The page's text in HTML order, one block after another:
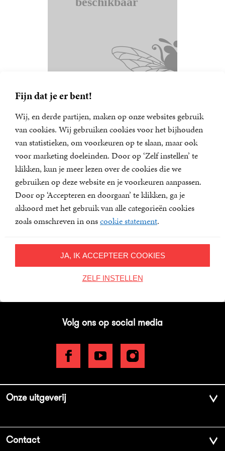
Fijn dat je er bent!
Wij, en derde partijen, maken op onze websites gebruik
van cookies. Wij gebruiken cookies voor het bijhouden
van statistieken, om voorkeuren op te slaan, maar ook
voor marketing doeleinden. Door op ‘Zelf instellen’ te
klikken, kun je meer lezen over de cookies die we
gebruiken op deze website en je voorkeuren aanpassen.
Door op ‘Accepteren en doorgaan’ te klikken, ga je
akkoord met het gebruik van alle categorieën cookies
zoals omschreven in onscookie statement.
JA, IK ACCEPTEER COOKIES
ZELF INSTELLEN
Nieuwsbrief
Meld u aan voor een van onze nieuwsbrieven en blijf op
de hoogte van het laatste nieuws, nieuwe titels,
aanbiedingen en prijsvragen.
E-
mailadres
Inschrijven
Volg ons op social media
Onze uitgeverij
Contact